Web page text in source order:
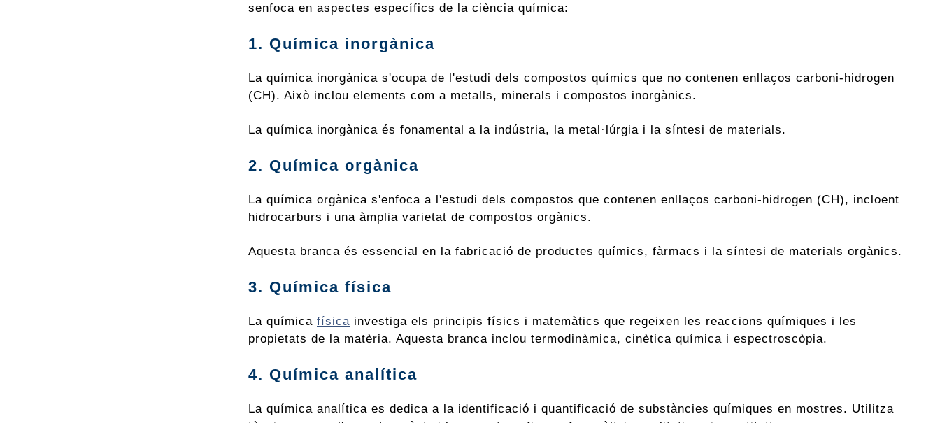
senfoca en aspectes específics de la ciència química:
1. Química inorgànica
La química inorgànica s'ocupa de l'estudi dels compostos químics que no contenen enllaços carboni-hidrogen
(CH). Això inclou elements com a metalls, minerals i compostos inorgànics.
La química inorgànica és fonamental a la indústria, la metal·lúrgia i la síntesi de materials.
2. Química orgànica
La química orgànica s'enfoca a l'estudi dels compostos que contenen enllaços carboni-hidrogen (CH), incloent
hidrocarburs i una àmplia varietat de compostos orgànics.
Aquesta branca és essencial en la fabricació de productes químics, fàrmacs i la síntesi de materials orgànics.
3. Química física
La química física investiga els principis físics i matemàtics que regeixen les reaccions químiques i les
propietats de la matèria. Aquesta branca inclou termodinàmica, cinètica química i espectroscòpia.
4. Química analítica
La química analítica es dedica a la identificació i quantificació de substàncies químiques en mostres. Utilitza